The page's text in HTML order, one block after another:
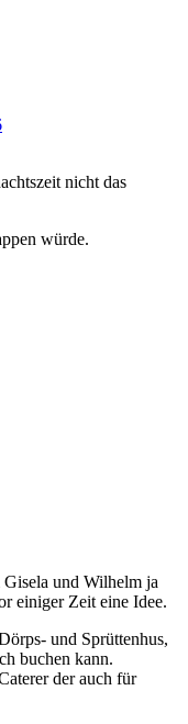
nicht das
würde.
und Wilhelm ja
einiger Zeit eine Idee.
und Sprüttenhus,
buchen kann.
der auch für